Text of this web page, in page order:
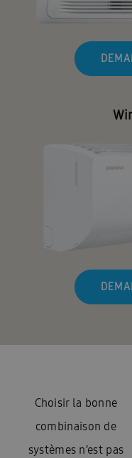
Choisir la bonne
combinaison de
systèmes n’est pas